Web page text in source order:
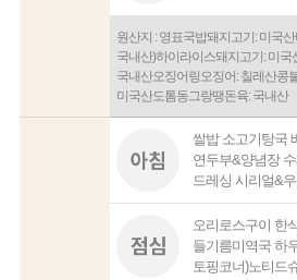
원산지 : 영표국밥돼지고기: 미국
국내산)하이라이스돼지고기: 미국
국내산오징어링오징어: 칠레산콩
미국산도톰동그랑땡돈육: 국내산
쌀밥 소고기탕국
연두부&양념장
드레싱 시리얼&
오리로스구이 한
들기름미역국 하
토핑코너)노티드